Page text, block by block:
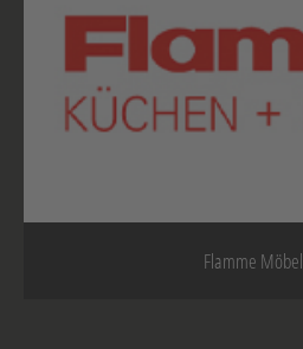
Flamme Möbel